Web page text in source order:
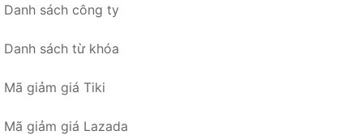
Danh sách công ty
Danh sách từ khóa
Mã giảm giá Tiki
Mã giảm giá Lazada